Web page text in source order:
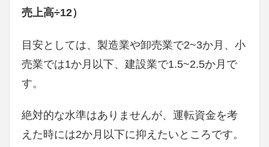
売上高÷12）
目安としては、製造業や卸売業で2~3か月、小
売業では1か月以下、建設業で1.5~2.5か月で
す。
絶対的な水準はありませんが、運転資金を考
えた時には2か月以下に抑えたいところです。